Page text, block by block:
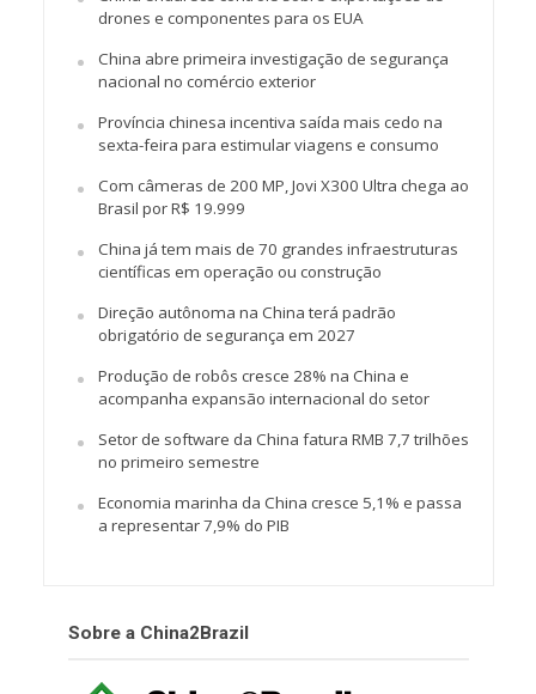
drones e componentes para os EUA
China abre primeira investigação de segurança
nacional no comércio exterior
Província chinesa incentiva saída mais cedo na
sexta-feira para estimular viagens e consumo
Com câmeras de 200 MP, Jovi X300 Ultra chega ao
Brasil por R$ 19.999
China já tem mais de 70 grandes infraestruturas
científicas em operação ou construção
Direção autônoma na China terá padrão
obrigatório de segurança em 2027
Produção de robôs cresce 28% na China e
acompanha expansão internacional do setor
Setor de software da China fatura RMB 7,7 trilhões
no primeiro semestre
Economia marinha da China cresce 5,1% e passa
a representar 7,9% do PIB
Sobre a China2Brazil